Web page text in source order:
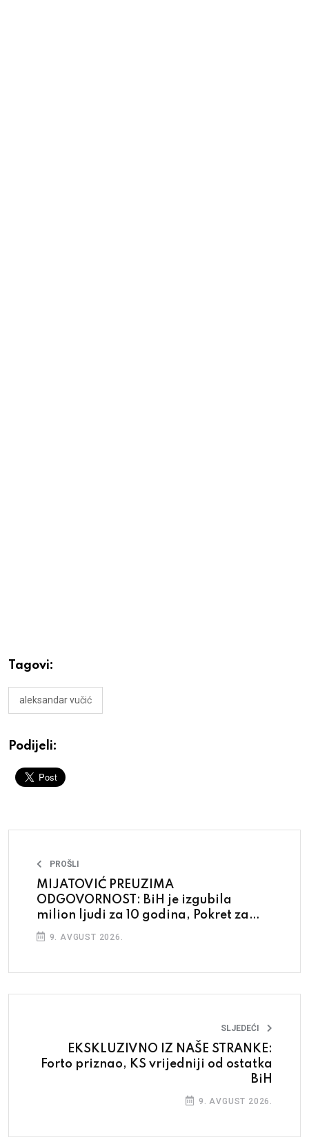
Tagovi:
aleksandar vučić
Podijeli:
PROŠLI
MIJATOVIĆ PREUZIMA
ODGOVORNOST: BiH je izgubila
milion ljudi za 10 godina, Pokret za
državu je generacijski projekat
9. AVGUST 2026.
SLJEDEĆI
EKSKLUZIVNO IZ NAŠE STRANKE:
Forto priznao, KS vrijedniji od ostatka
BiH
9. AVGUST 2026.